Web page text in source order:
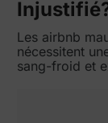
Les airbnb
nécessitent
sang-froid et